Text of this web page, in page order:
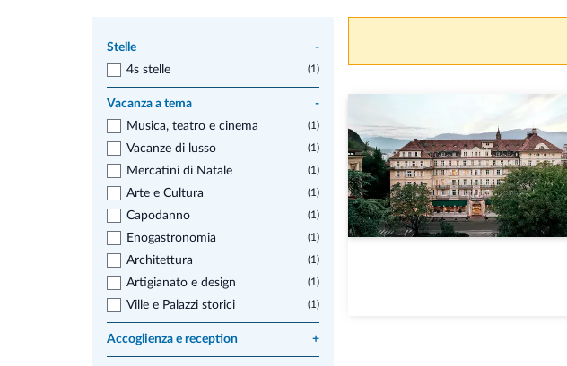
Stelle
-
4s stelle
(1)
Vacanza a tema
-
Musica, teatro e cinema
(1)
Vacanze di lusso (1)
Mercatini di Natale (1)
Arte e Cultura (1)
Capodanno (1)
Enogastronomia (1)
Architettura (1)
Artigianato e design (1)
Ville e Palazzi storici (1)
Accoglienza e reception +